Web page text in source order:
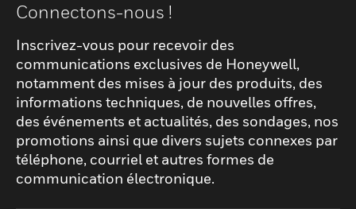
Connectons-nous !
Inscrivez-vous pour recevoir des
communications exclusives de Honeywell,
notamment des mises à jour des produits, des
informations techniques, de nouvelles offres,
des événements et actualités, des sondages, nos
promotions ainsi que divers sujets connexes par
téléphone, courriel et autres formes de
communication électronique.